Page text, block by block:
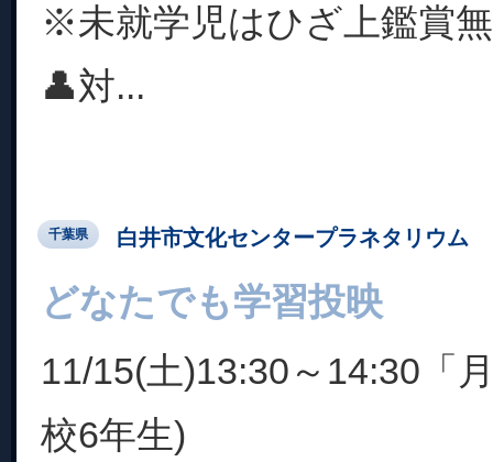
※未就学児はひざ上鑑賞
👤対...
千葉県 白井市文化センタープラネタリウム
どなたでも学習投映
11/15(土)13:30～14:30「
校6年生)